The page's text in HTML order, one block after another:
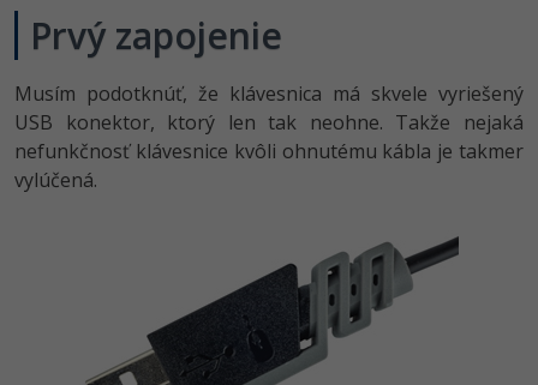
Prvý zapojenie
Musím podotknúť, že klávesnica má skvele vyriešený
USB konektor, ktorý len tak neohne. Takže nejaká
nefunkčnosť klávesnice kvôli ohnutému kábla je takmer
vylúčená.